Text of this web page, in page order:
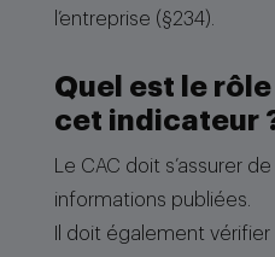
l’entreprise (§234).
Quel est le rôle
cet indicateur
Le CAC doit s’assurer
informations publiées.
Il doit également